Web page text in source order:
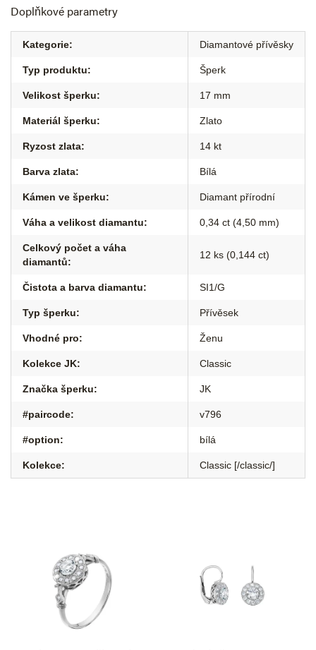
Doplňkové parametry
Kategorie: Diamantové přívěsky
Typ produktu: Šperk
Velikost šperku: 17 mm
Materiál šperku: Zlato
Ryzost zlata: 14 kt
Barva zlata: Bílá
Kámen ve šperku: Diamant přírodní
Váha a velikost diamantu: 0,34 ct (4,50 mm)
Celkový počet a váha
diamantů:
12 ks (0,144 ct)
Čistota a barva diamantu: SI1/G
Typ šperku: Přívěsek
Vhodné pro: Ženu
Kolekce JK: Classic
Značka šperku: JK
#paircode: v796
#option: bílá
Kolekce: Classic [/classic/]